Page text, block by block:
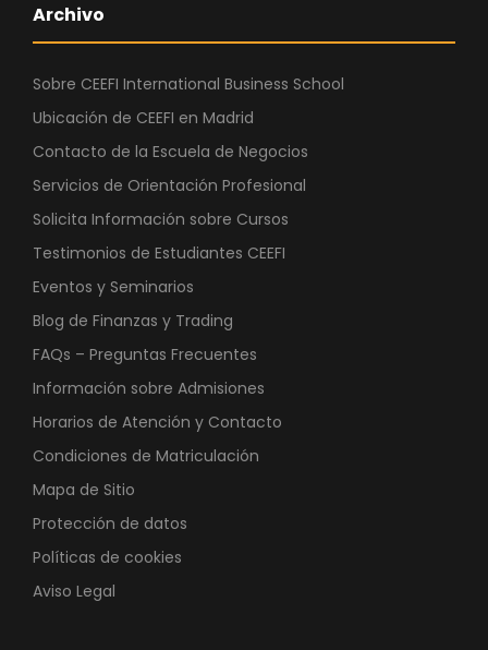
Archivo
Sobre CEEFI International Business School
Ubicación de CEEFI en Madrid
Contacto de la Escuela de Negocios
Servicios de Orientación Profesional
Solicita Información sobre Cursos
Testimonios de Estudiantes CEEFI
Eventos y Seminarios
Blog de Finanzas y Trading
FAQs – Preguntas Frecuentes
Información sobre Admisiones
Horarios de Atención y Contacto
Condiciones de Matriculación
Mapa de Sitio
Protección de datos
Políticas de cookies
Aviso Legal